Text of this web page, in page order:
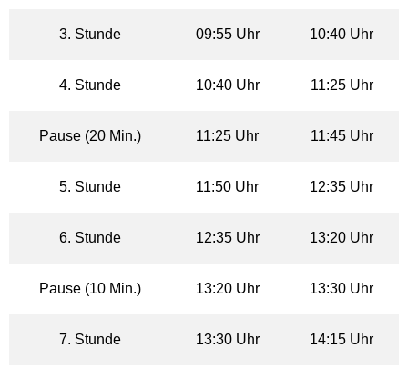
3. Stunde 09:55 Uhr 10:40 Uhr
4. Stunde 10:40 Uhr 11:25 Uhr
Pause (20 Min.) 11:25 Uhr 11:45 Uhr
5. Stunde 11:50 Uhr 12:35 Uhr
6. Stunde 12:35 Uhr 13:20 Uhr
Pause (10 Min.) 13:20 Uhr 13:30 Uhr
7. Stunde 13:30 Uhr 14:15 Uhr